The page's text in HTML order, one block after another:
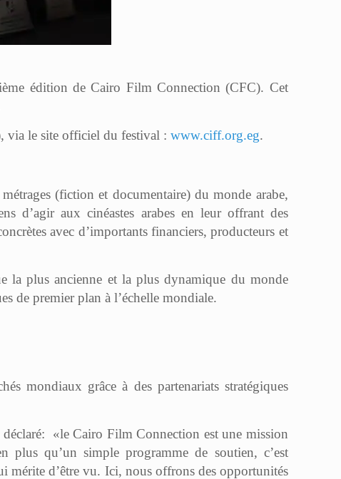
édition de Cairo Film Connection (CFC). Cet
via le site officiel du festival :www.ciff.org.eg.
(fiction et documentaire) du monde arabe,
d’agir aux cinéastes arabes en leur offrant des
avec d’importants financiers, producteurs et
la plus ancienne et la plus dynamique du monde
de premier plan à l’échelle mondiale.
mondiaux grâce à des partenariats stratégiques
déclaré: «le Cairo Film Connection est une mission
plus qu’un simple programme de soutien, c’est
mérite d’être vu. Ici, nous offrons des opportunités